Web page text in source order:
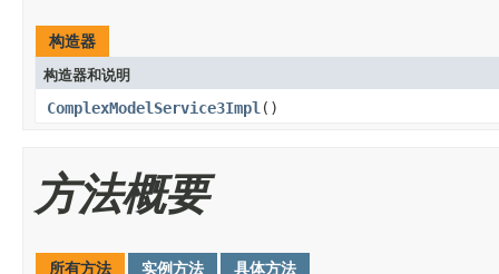
构造器
构造器和说明
ComplexModelService3Impl ()
方法概要
所有方法 实例方法 具体方法